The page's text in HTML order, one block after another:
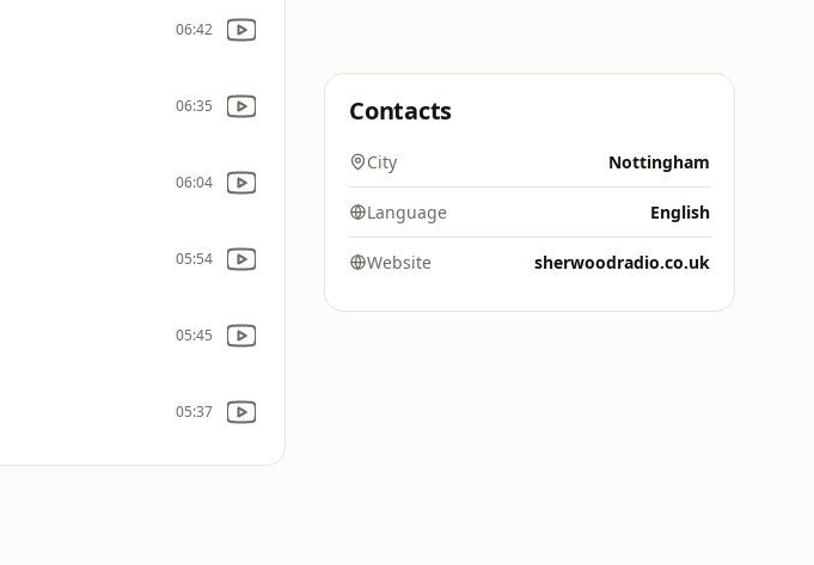
06:42
06:35
06:04
05:54
05:45
05:37
Contacts
City Nottingham
Language English
Website sherwoodradio.co.uk